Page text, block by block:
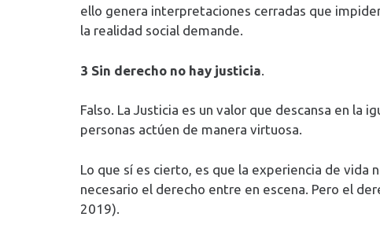
ello genera interpretaciones cerradas que
la realidad social demande.
3 Sin derecho no hay justicia
Falso. La Justicia es un valor que descansa en la
personas actúen de manera virtuosa.
Lo que sí es cierto, es que la experiencia de vida
necesario el derecho entre en escena. Pero el
2019).